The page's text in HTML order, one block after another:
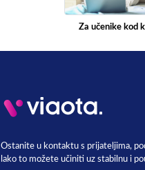
Za učenike kod
Ostanite u kontaktu s prijateljima,
lako to možete učiniti uz stabilnu i